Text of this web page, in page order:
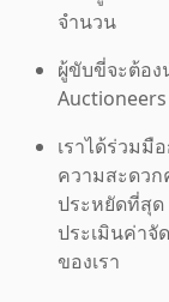
จำนวน
ผู้ขับขี่จะต้อง
เราได้ร่วมมื
ความสะดว
ประหยัดที่สุด
ประเมินค่าจั
ของเรา